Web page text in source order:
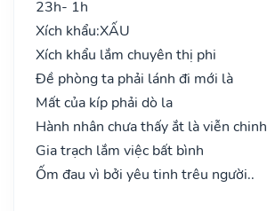
23h- 1h
Xích khẩu:XẤU
Xích khẩu lắm chuyên thị phi
Đề phòng ta phải lánh đi mới là
Mất của kíp phải dò la
Hành nhân chưa thấy ắt là viễn chinh
Gia trạch lắm việc bất bình
Ốm đau vì bởi yêu tinh trêu người..